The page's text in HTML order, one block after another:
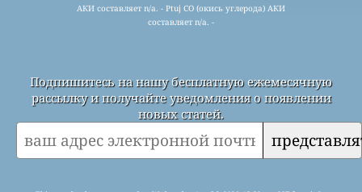
АКИ составляет n/a. - Ptuj CO (окись углерода) АКИ
составляет n/a. -
Подпишитесь на нашу бесплатную ежемесячную
рассылку и получайте уведомления о появлении
новых статей.